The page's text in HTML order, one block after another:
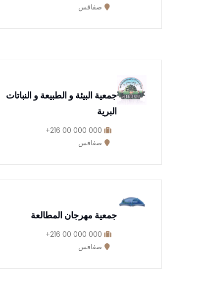
صفاقس
جمعية البيئة و الطبيعة و النباتات
البرية
000 000 00 216+
صفاقس
جمعية مهرجان المطالعة
000 000 00 216+
صفاقس